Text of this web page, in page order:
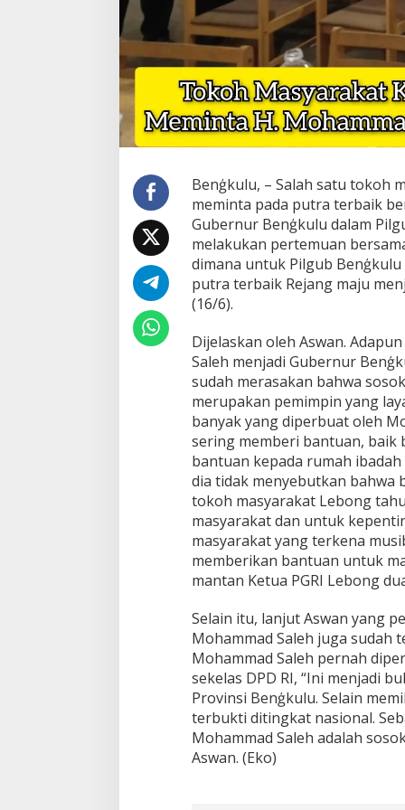
Benģkulu, – Salah satu tokoh
meminta pada putra terbaik
Gubernur Benģkulu dalam
melakukan pertemuan
dimana untuk Pilgub
putra terbaik Rejang maju
(16/6).
Dijelaskan oleh Aswan.
Saleh menjadi Gubernur
sudah merasakan bahwa
merupakan pemimpin yang
banyak yang diperbuat oleh
sering memberi bantuan, baik
bantuan kepada rumah
dia tidak menyebutkan bahwa
tokoh masyarakat Lebong
masyarakat dan untuk
masyarakat yang terkena
memberikan bantuan untuk
mantan Ketua PGRI Lebong
Selain itu, lanjut Aswan yang
Mohammad Saleh juga sudah
Mohammad Saleh pernah
sekelas DPD RI, “Ini menjadi
Provinsi Benģkulu. Selain
terbukti ditingkat nasional.
Mohammad Saleh adalah
Aswan. (Eko)